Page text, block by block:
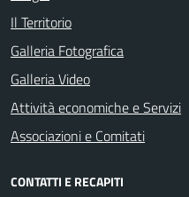
Il Territorio
Galleria Fotografica
Galleria Video
Attività economiche e Servizi
Associazioni e Comitati
CONTATTI E RECAPITI